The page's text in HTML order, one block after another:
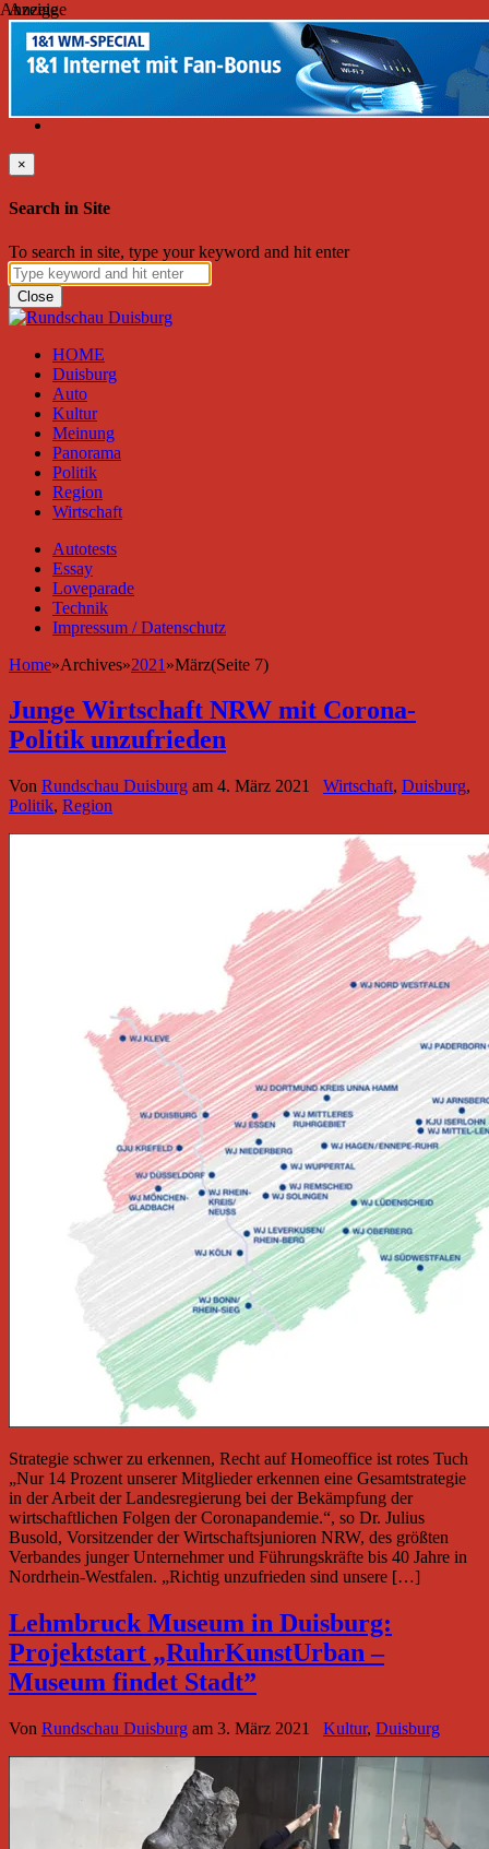
Freitag, August 07, 2026
Follow on Twitter Subscribe to RSS
×
Search in Site
To search in site, type your keyword and hit enter
Close
HOME
Duisburg
Auto
Kultur
Meinung
Panorama
Politik
Region
Wirtschaft
Autotests
Essay
Loveparade
Technik
Impressum / Datenschutz
Home»Archives»2021 »März(Seite 7)
Junge Wirtschaft NRW mit Corona-
Politik unzufrieden
Von Rundschau Duisburg am 4. März 2021 Wirtschaft, Duisburg,
Politik, Region
Strategie schwer zu erkennen, Recht auf Homeoffice ist rotes Tuch
„Nur 14 Prozent unserer Mitglieder erkennen eine Gesamtstrategie
in der Arbeit der Landesregierung bei der Bekämpfung der
wirtschaftlichen Folgen der Coronapandemie.“, so Dr. Julius
Busold, Vorsitzender der Wirtschaftsjunioren NRW, des größten
Verbandes junger Unternehmer und Führungskräfte bis 40 Jahre in
Nordrhein-Westfalen. „Richtig unzufrieden sind unsere […]
Lehmbruck Museum in Duisburg:
Projektstart „RuhrKunstUrban –
Museum findet Stadt”
Von Rundschau Duisburg am 3. März 2021 Kultur, Duisburg
Anzeige
Anzeige